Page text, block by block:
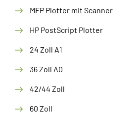
MFP Plotter mit Scanner
HP PostScript Plotter
24 Zoll A1
36 Zoll A0
42/44 Zoll
60 Zoll